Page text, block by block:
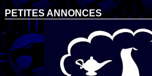
PETITES ANNONCES